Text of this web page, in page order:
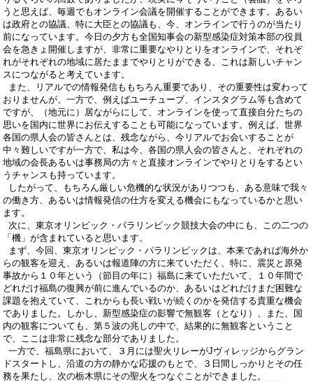
うと思えば、毎週でもオンライン会議を開催することができます。あるい
は政府との協議、特に大臣との協議も、今、オンラインで行うのが当たり
前になっています。今日の夕方も全国知事会の新型感染症対策本部の役員
会を急きょ開催しますが、非常に重要なやりとりをオンラインで、それぞ
れがそれぞれの地域に居たままでやりとりができる、これは新しいチャン
スにつながると考えています。
また、リアルでの情報発信ももちろん重要であり、その重要性は変わって
おりませんが、一方で、例えばユーチューブ、インスタグラム等も含めて
ですが、（地元に）居ながらにして、オンラインを使って直接自分たちの
思いを国内に世界にお伝えすることも可能になっています。例えば、世界
各国の県人会の皆さんとは、残念ながら、今リアルでお会いすることが
中々難しいですが一方で、私は今、各国の県人会の皆さんと、それぞれの
地域の会長あるいは事務局の方々と直接オンラインでやりとりをするとい
うチャンスも持っています。
したがって、もちろん厳しい危機的な状況がありつつも、ある意味で我々
の働き方、あるいは情報発信の仕方を変える機会にもなっているかと思い
ます。
次に、東京オリンピック・パラリンピック競技大会の中にも、この二つの
「機」が含まれていると思います。
まず、今回、東京オリンピック・パラリンピックは、本来であれば海外か
らの観客を迎え、あるいは報道陣の方に来ていただく、特に、震災と原発
事故から１０年という（節目の年に）福島に来ていただいて、１０年間で
どれだけ福島の復興が前に進んでいるのか、あるいはどれだけまだ困難な
課題を抱えていて、これからも長い戦いが続くのかを発信する貴重な機会
でありました。しかし、新型感染症の影響で無観客（となり）、また、国
内の観客についても、第５波の兆しの中で、結果的に無観客ということ
で、ここは非常に残念な部分でありました。
一方で、福島県において、３月には聖火リレーがJヴィレッジからグラン
ドスタートし、沿道の方の静かな応援のもとで、３日間しっかりとその任
務を果たし、次の栃木県にその聖火をつなぐことができました。